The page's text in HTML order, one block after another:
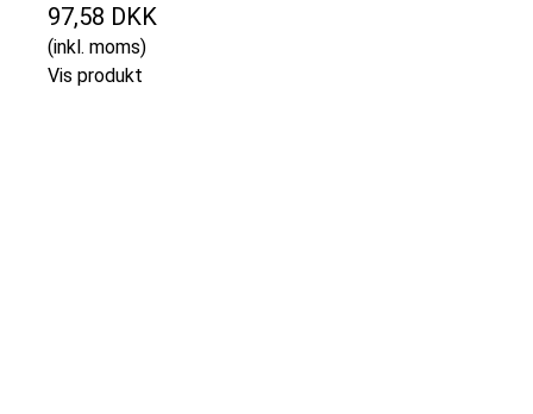
97,58 DKK
(inkl. moms)
Vis produkt